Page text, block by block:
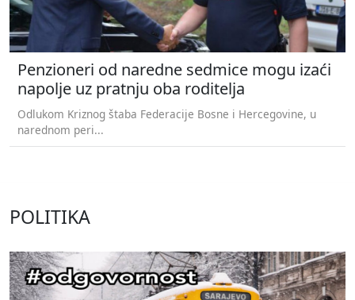
Penzioneri od naredne sedmice mogu izaći
napolje uz pratnju oba roditelja
Odlukom Kriznog štaba Federacije Bosne i Hercegovine, u
narednom peri...
POLITIKA